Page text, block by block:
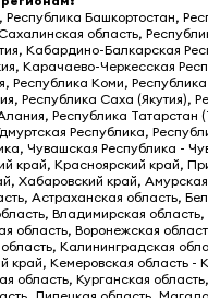
Башкортостан,
область,
Кабардино-Балкарская
Карачаево-Черкесская
Республика Коми,
Республика Саха (Якутия),
Республика Татарстан
Республика,
Чувашская Республика -
край, Красноярский край,
Хабаровский край,
Астраханская область,
Владимирская область,
область, Воронежская
Калининградская
край, Кемеровская область -
область, Курганская